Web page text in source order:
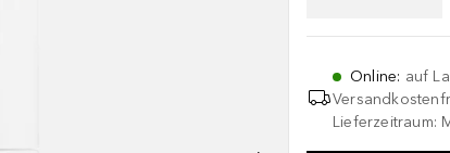
Online: auf
Lieferzeitraum: